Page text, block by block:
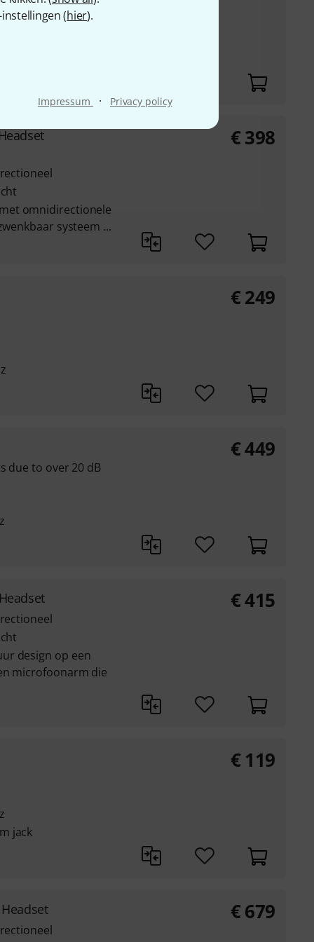
(hier).
Impressum · Privacy policy
to over 20 dB
omnidirectionele
systeem ...
€398
€249
due to over 20 dB
€449
design op een
microfoonarm die
€415
jack
€ 119
€679